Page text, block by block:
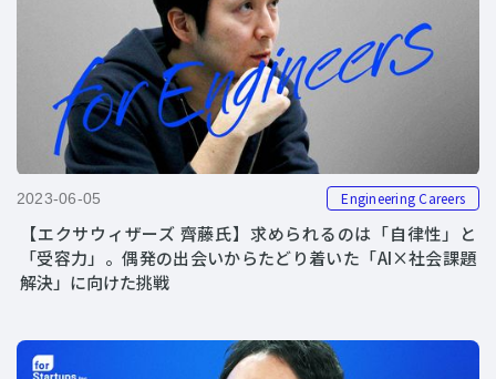
2023-06-05 Engineering Careers
【エクサウィザーズ 齊藤氏】求められるのは「自律性」と
「受容力」。偶発の出会いからたどり着いた「AI×社会課題
解決」に向けた挑戦